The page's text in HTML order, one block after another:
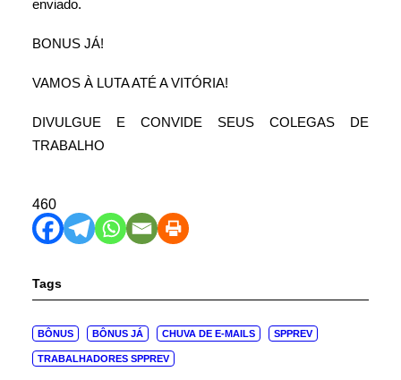
enviado.
BONUS JÁ!
VAMOS À LUTA ATÉ A VITÓRIA!
DIVULGUE E CONVIDE SEUS COLEGAS DE
TRABALHO
460
Tags
BÔNUS BÔNUS JÁ CHUVA DE E-MAILS SPPREV
TRABALHADORES SPPREV